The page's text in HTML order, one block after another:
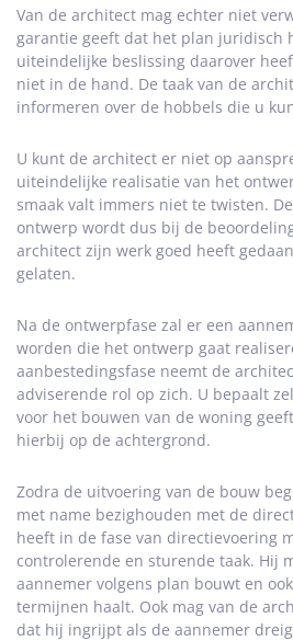
Van de architect mag echter niet
garantie geeft dat het plan juridisch
uiteindelijke beslissing daarover
niet in de hand. De taak van de
informeren over de hobbels die u
U kunt de architect er niet op
uiteindelijke realisatie van het
smaak valt immers niet te twisten.
ontwerp wordt dus bij de
architect zijn werk goed heeft
gelaten.
Na de ontwerpfase zal er een
worden die het ontwerp gaat
aanbestedingsfase neemt de
adviserende rol op zich. U bepaalt
voor het bouwen van de woning
hierbij op de achtergrond.
Zodra de uitvoering van de bouw
met name bezighouden met de
heeft in de fase van directievoering
controlerende en sturende taak. Hij
aannemer volgens plan bouwt en
termijnen haalt. Ook mag van de
dat hij ingrijpt als de aannemer